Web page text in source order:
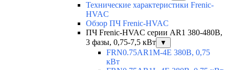
Технические характеристики Frenic-
HVAC
Обзор ПЧ Frenic-HVAC
ПЧ Frenic-HVAC серии AR1 380-480В,
3 фазы, 0,75-7,5 кВт
▼
FRN0.75AR1M-4E 380В, 0,75
кВт